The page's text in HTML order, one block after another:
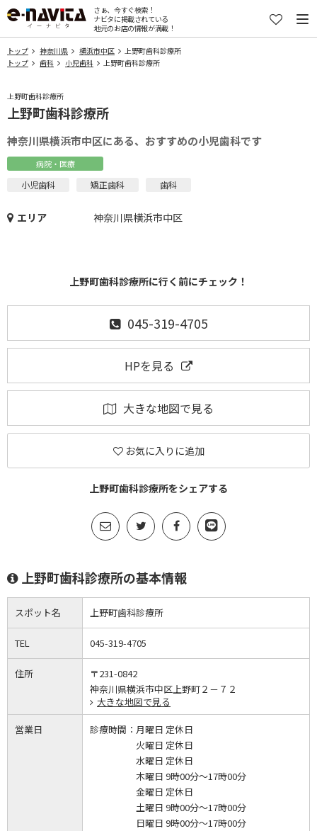
さぁ、今すぐ検索！
ナビタに掲載されている
地元のお店の情報が満載！
トップ 神奈川県 横浜市中区
上野町歯科診療所
トップ
歯科 小児歯科 上野町歯科診療所
上野町歯科診療所
上野町歯科診療所
神奈川県横浜市中区にある、おすすめの小児歯科です
病院・医療
小児歯科 矯正歯科 歯科
エリア 神奈川県横浜市中区
上野町歯科診療所に行く前にチェック！
045-319-4705
HPを見る
大きな地図で見る
お気に入りに追加
上野町歯科診療所をシェアする
上野町歯科診療所の基本情報
スポット名 上野町歯科診療所
TEL 045-319-4705
住所
〒231-0842
神奈川県横浜市中区上野町２－７２
大きな地図で見る
営業日 診療時間： 月曜日 定休日
火曜日 定休日
水曜日 定休日
木曜日 9時00分～17時00分
金曜日 定休日
土曜日 9時00分～17時00分
日曜日 9時00分～17時00分